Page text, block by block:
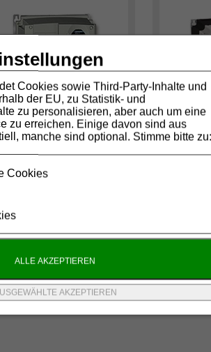
Cookies sowie Third-Party-Inhalte und
der EU, zu Statistik- und
zu personalisieren, aber auch um eine
zu erreichen. Einige davon sind aus
manche sind optional. Stimme bitte
Cookies